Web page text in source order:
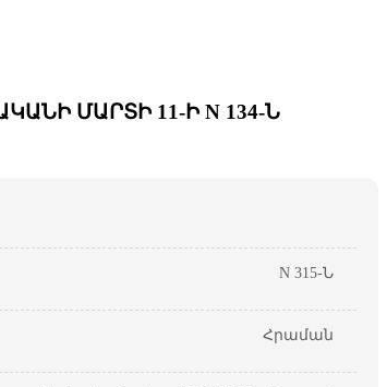
ՄԱՐՏԻ 11-Ի N 134-Ն
N 315-Ն
Հրաման